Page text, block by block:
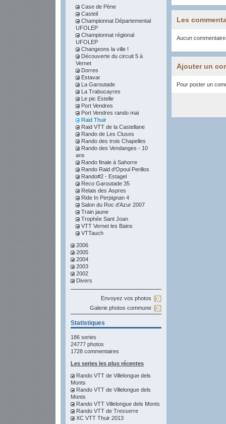
Case de Pène
Casteil
Championnat Départemental
UFOLEP
Championnat régional
UFOLEP
Changeons la ville !
Découverte du circuit 5 à
Vernet
Dorres
Estavar
La Garoutade
La Trabucayres
Le pic Estelle
Port Vendres
Port Vendres rando mai
Raid Thuir
Raid VTT de la Castellane
Rando de Les Cluses
Rando des trois Chapelles
Rando des Vendanges - 10
ans
Rando finale à Sahorre
Rando Raid d'Opoul Perillos
Rando#2 - Estagel
Reco Garoutade 35
Relais des Aspres
Ride In Perpignan 4
Salon du Roc d'Azur 2007
Train jaune
Trophée Sant Joan
VTT Vernet les Bains
VTTauch
2006
2005
2004
2003
2002
Divers
Envoyez vos photos
Galerie photos commune
Statistiques
186 series
24777 photos
1728 commentaires
Les series les plus récentes
Rando VTT de Villelongue dels
Monts
Rando VTT de Villelongue dels
Monts
Rando VTT Villelongue dels Monts
Rando VTT de Tresserre
XC VTT Thuir 2013
Les
Aucun
Ajouter un
Pour poster un